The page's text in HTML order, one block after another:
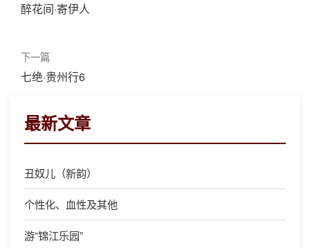
醉花间·寄伊人
下一篇
七绝·贵州行6
最新文章
丑奴儿（新韵）
个性化、血性及其他
游“锦江乐园”